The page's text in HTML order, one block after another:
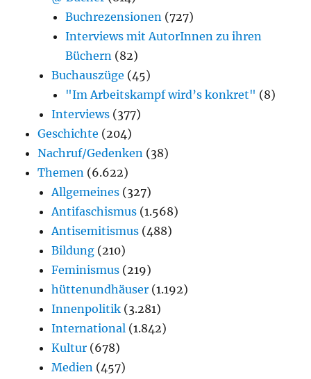
Buchrezensionen (727)
Interviews mit AutorInnen zu ihren
Büchern (82)
Buchauszüge (45)
"Im Arbeitskampf wird’s konkret" (8)
Interviews (377)
Geschichte (204)
Nachruf/Gedenken (38)
Themen (6.622)
Allgemeines (327)
Antifaschismus (1.568)
Antisemitismus (488)
Bildung (210)
Feminismus (219)
hüttenundhäuser (1.192)
Innenpolitik (3.281)
International (1.842)
Kultur (678)
Medien (457)